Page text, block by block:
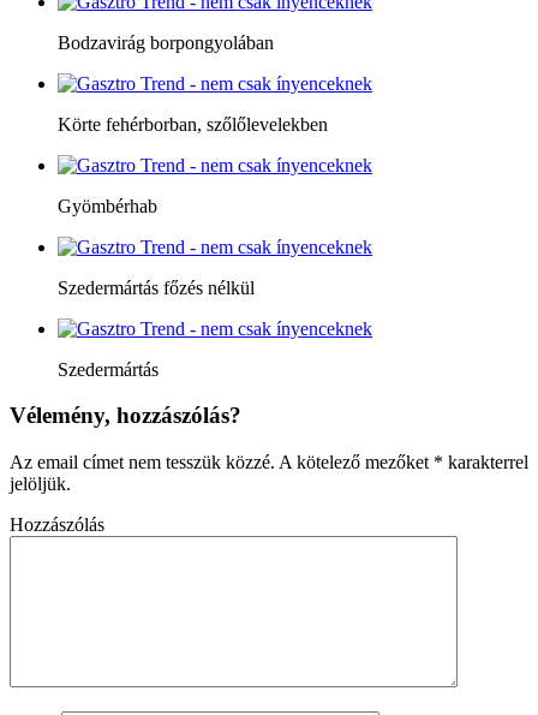
Bodzavirág borpongyolában
Körte fehérborban, szőlőlevelekben
Gyömbérhab
Szedermártás főzés nélkül
Szedermártás
Vélemény, hozzászólás?
Az email címet nem tesszük közzé. A kötelező mezőket * karakterrel
jelöljük.
Hozzászólás